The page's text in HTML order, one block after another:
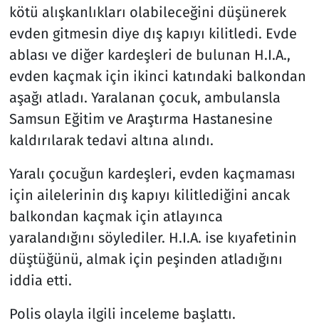
kötü alışkanlıkları olabileceğini düşünerek
evden gitmesin diye dış kapıyı kilitledi. Evde
ablası ve diğer kardeşleri de bulunan H.I.A.,
evden kaçmak için ikinci katındaki balkondan
aşağı atladı. Yaralanan çocuk, ambulansla
Samsun Eğitim ve Araştırma Hastanesine
kaldırılarak tedavi altına alındı.
Yaralı çocuğun kardeşleri, evden kaçmaması
için ailelerinin dış kapıyı kilitlediğini ancak
balkondan kaçmak için atlayınca
yaralandığını söylediler. H.I.A. ise kıyafetinin
düştüğünü, almak için peşinden atladığını
iddia etti.
Polis olayla ilgili inceleme başlattı.